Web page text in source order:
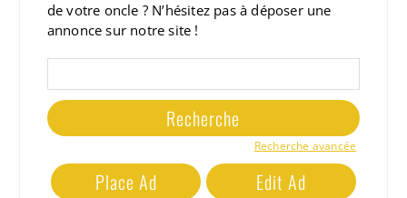
de votre oncle ? N’hésitez pas à déposer une
annonce sur notre site !
Recherche avancée
Place Ad
Edit Ad